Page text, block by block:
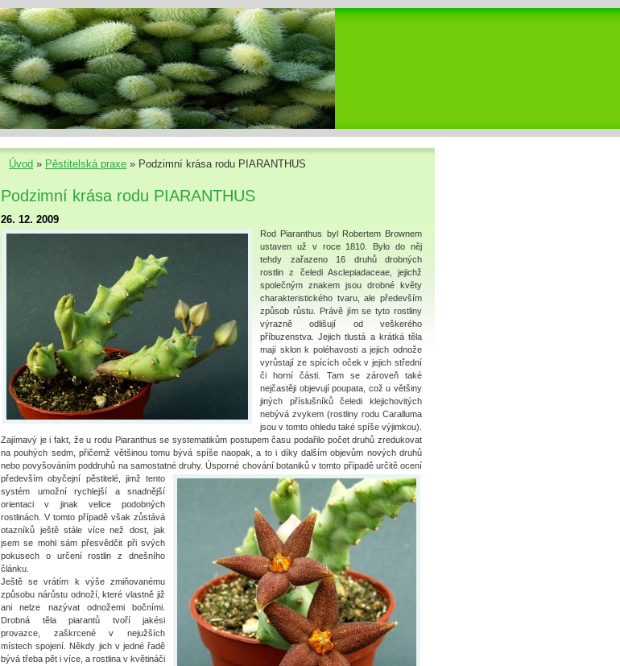
Úvod » Pěstitelská praxe » Podzimní krása rodu PIARANTHUS
Podzimní krása rodu PIARANTHUS
26. 12. 2009
Rod Piaranthus byl Robertem Brownem
ustaven už v roce 1810. Bylo do něj
tehdy zařazeno 16 druhů drobných
rostlin z čeledi Asclepiadaceae, jejichž
společným znakem jsou drobné květy
charakteristického tvaru, ale především
způsob růstu. Právě jím se tyto rostliny
výrazně odlišují od veškerého
příbuzenstva. Jejich tlustá a krátká těla
mají sklon k poléhavosti a jejich odnože
vyrůstají ze spících oček v jejich střední
či horní části. Tam se zároveň také
nejčastěji objevují poupata, což u většiny
jiných příslušníků čeledi klejichovitých
nebývá zvykem (rostliny rodu Caralluma
jsou v tomto ohledu také spíše výjimkou).
Zajímavý je i fakt, že u rodu Piaranthus se systematikům postupem času podařilo počet druhů zredukovat
na pouhých sedm, přičemž většinou tomu bývá spíše naopak, a to i díky dalším objevům nových druhů
nebo povyšováním poddruhů na samostatné druhy. Úsporné chování botaniků v tomto případě určitě ocení
především obyčejní pěstitelé, jimž tento
systém umožní rychlejší a snadnější
orientaci v jinak velice podobných
rostlinách. V tomto případě však zůstává
otazníků ještě stále více než dost, jak
jsem se mohl sám přesvědčit při svých
pokusech o určení rostlin z dnešního
článku.
Ještě se vrátím k výše zmiňovanému
způsobu nárůstu odnoží, které vlastně již
ani nelze nazývat odnožemi bočními.
Drobná těla piarantů tvoří jakési
provazce, zaškrcené v nejužších
místech spojení. Někdy jich v jedné řadě
bývá třeba pět i více, a rostlina v květináči